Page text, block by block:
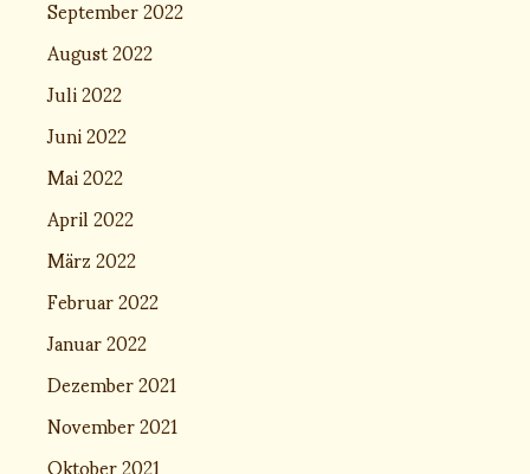
August 2022
Juli 2022
Juni 2022
Mai 2022
April 2022
März 2022
Februar 2022
Januar 2022
Dezember 2021
November 2021